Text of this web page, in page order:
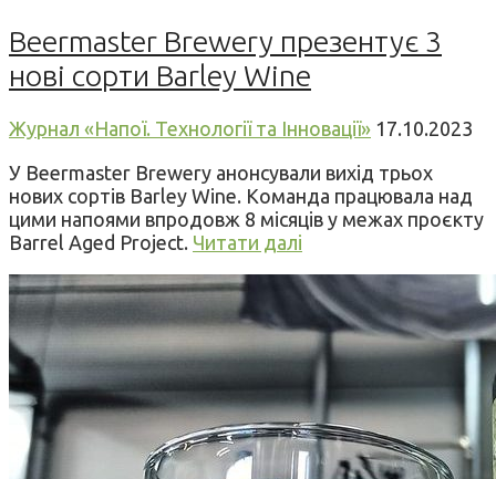
Beermaster Brewery презентує 3
нові сорти Barley Wine
Журнал «Напої. Технології та Інновації» 17.10.2023
У Beermaster Brewery анонсували вихід трьох
нових сортів Barley Wine. Команда працювала над
цими напоями впродовж 8 місяців у межах проєкту
Barrel Aged Project. Читати далі